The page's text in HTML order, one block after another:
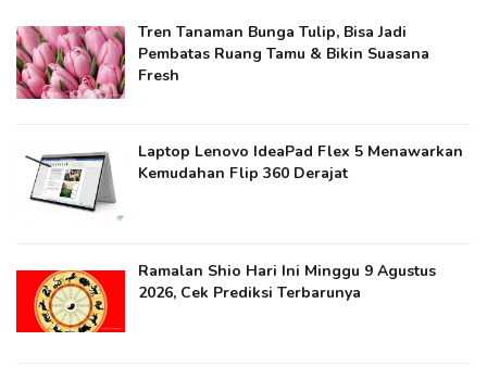
Tren Tanaman Bunga Tulip, Bisa Jadi
Pembatas Ruang Tamu & Bikin Suasana
Fresh
Laptop Lenovo IdeaPad Flex 5 Menawarkan
Kemudahan Flip 360 Derajat
Ramalan Shio Hari Ini Minggu 9 Agustus
2026, Cek Prediksi Terbarunya